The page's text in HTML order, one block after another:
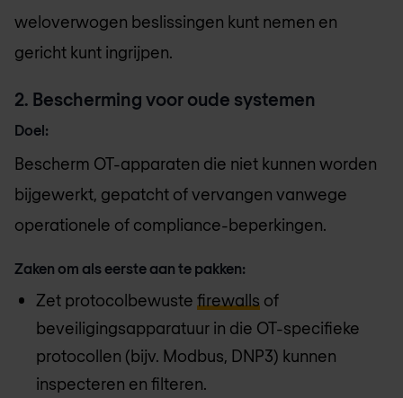
weloverwogen beslissingen kunt nemen en
gericht kunt ingrijpen.
2️. Bescherming voor oude systemen
Doel:
Bescherm OT-apparaten die niet kunnen worden
bijgewerkt, gepatcht of vervangen vanwege
operationele of compliance-beperkingen.
Zaken om als eerste aan te pakken:
Zet protocolbewuste firewalls of
beveiligingsapparatuur in die OT-specifieke
protocollen (bijv. Modbus, DNP3) kunnen
inspecteren en filteren.